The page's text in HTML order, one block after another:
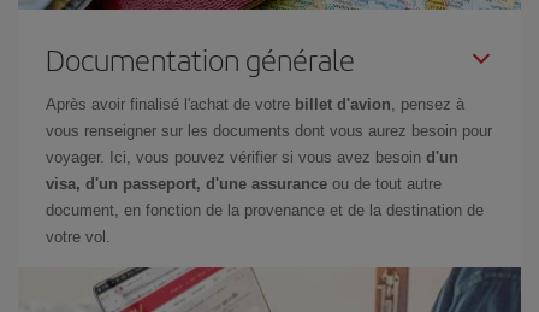
Documentation générale
Après avoir finalisé l'achat de votre billet d'avion , pensez à
vous renseigner sur les documents dont vous aurez besoin pour
voyager. Ici, vous pouvez vérifier si vous avez besoin d'un
visa, d'un passeport, d'une assurance ou de tout autre
document, en fonction de la provenance et de la destination de
votre vol.